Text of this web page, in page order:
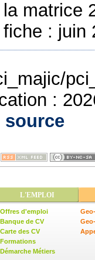
matrice
: juin
:
source
L'EMPLOI
Offres d'emploi
Banque de CV
Carte des CV
Formations
Démarche Métiers